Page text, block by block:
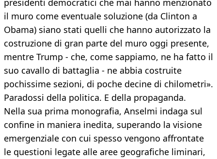
presidenti democratici che mai hanno menzionato
il muro come eventuale soluzione (da Clinton a
Obama) siano stati quelli che hanno autorizzato la
costruzione di gran parte del muro oggi presente,
mentre Trump - che, come sappiamo, ne ha fatto il
suo cavallo di battaglia - ne abbia costruite
pochissime sezioni, di poche decine di chilometri».
Paradossi della politica. E della propaganda.
Nella sua prima monografia, Anselmi indaga sul
confine in maniera inedita, superando la visione
emergenziale con cui spesso vengono affrontate
le questioni legate alle aree geografiche liminari,